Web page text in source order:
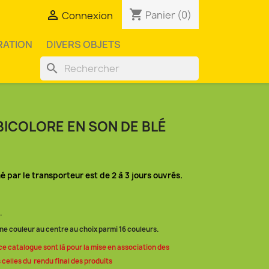
 Connexion shopping_cart Panier (0)
DIVERS OBJETS
search
EN SON DE BLÉ
par le transporteur est de 2 à 3 jours ouvrés.
couleur au centre au choix parmi 16 couleurs.
catalogue sont là pour la mise en association des
du rendu final des produits